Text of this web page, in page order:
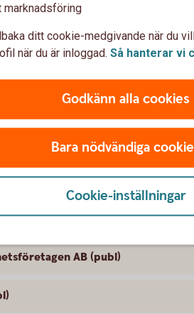
till aktieägarna i Arise
aktieägarna i Backaheden
(publ)
med noteringen av
AB (publ)
marknadsföring
ditt cookie-medgivande när du
när du är inloggad. Så hanterar vi
Godkänn alla cookies
Bara nödvändiga
Cookie-inställningar